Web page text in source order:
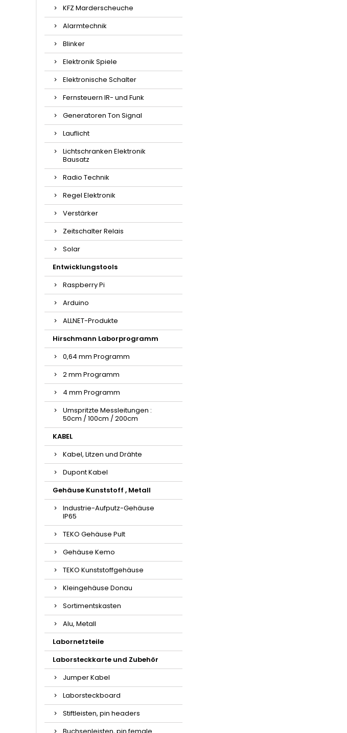
KFZ Marderscheuche
Alarmtechnik
Blinker
Elektronik Spiele
Elektronische Schalter
Fernsteuern IR- und Funk
Generatoren Ton Signal
Lauflicht
Lichtschranken Elektronik
Bausatz
Radio Technik
Regel Elektronik
Verstärker
Zeitschalter Relais
Solar
Entwicklungstools
Raspberry Pi
Arduino
ALLNET-Produkte
Hirschmann Laborprogramm
0,64 mm Programm
2 mm Programm
4 mm Programm
Umspritzte Messleitungen :
50cm / 100cm / 200cm
KABEL
Kabel, Litzen und Drähte
Dupont Kabel
Gehäuse Kunststoff , Metall
Industrie-Aufputz-Gehäuse
IP65
TEKO Gehäuse Pult
Gehäuse Kemo
TEKO Kunststoffgehäuse
Kleingehäuse Donau
Sortimentskasten
Alu, Metall
Labornetzteile
Laborsteckkarte und Zubehör
Jumper Kabel
Laborsteckboard
Stiftleisten, pin headers